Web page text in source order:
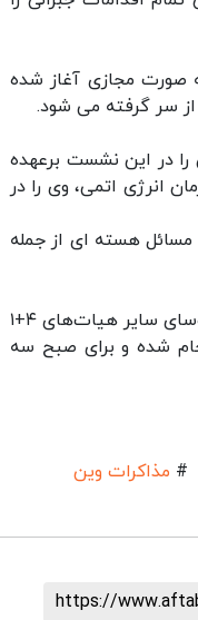
که در روز جمعه ۱۳ فروردین به صورت مجازی آغاز شده
در این نشست برعهده
انرژی اتمی، وی‌ را در
هسته ای از جمله
همچنین در حاشیه نشست کمیسیون، به روال معمول، جلسات دو جانبه با روسای سایر هیات‌های ۴+۱
شده و برای صبح سه
مذاکرات وین
https://